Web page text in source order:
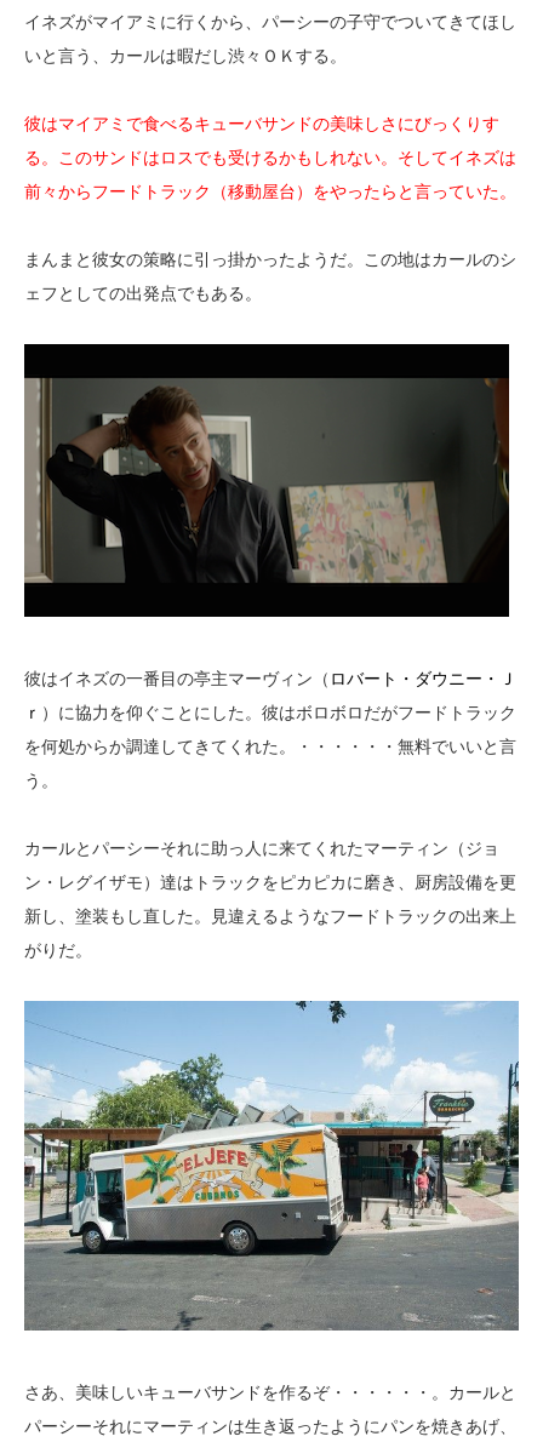
イネズがマイアミに行くから、パーシーの子守でついてきてほし
いと言う、カールは暇だし渋々ＯＫする。
彼はマイアミで食べるキューバサンドの美味しさにびっくりす
る。このサンドはロスでも受けるかもしれない。そしてイネズは
前々からフードトラック（移動屋台）をやったらと言っていた。
まんまと彼女の策略に引っ掛かったようだ。この地はカールのシ
ェフとしての出発点でもある。
彼はイネズの一番目の亭主マーヴィン（ ロバート・ダウニー・Ｊ
ｒ ）に協力を仰ぐことにした。彼はボロボロだがフードトラック
を何処からか調達してきてくれた。・・・・・・無料でいいと言
う。
カールとパーシーそれに助っ人に来てくれたマーティン（ジョ
ン・レグイザモ）達はトラックをピカピカに磨き、厨房設備を更
新し、塗装もし直した。見違えるようなフードトラックの出来上
がりだ。
さあ、美味しいキューバサンドを作るぞ・・・・・・。カールと
パーシーそれにマーティンは生き返ったようにパンを焼きあげ、